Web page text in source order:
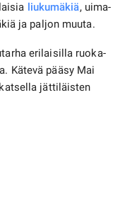
liukumäkiä, uima-
ja paljon muuta.
erilaisilla ruoka-
Kätevä pääsy Mai
jättiläisten